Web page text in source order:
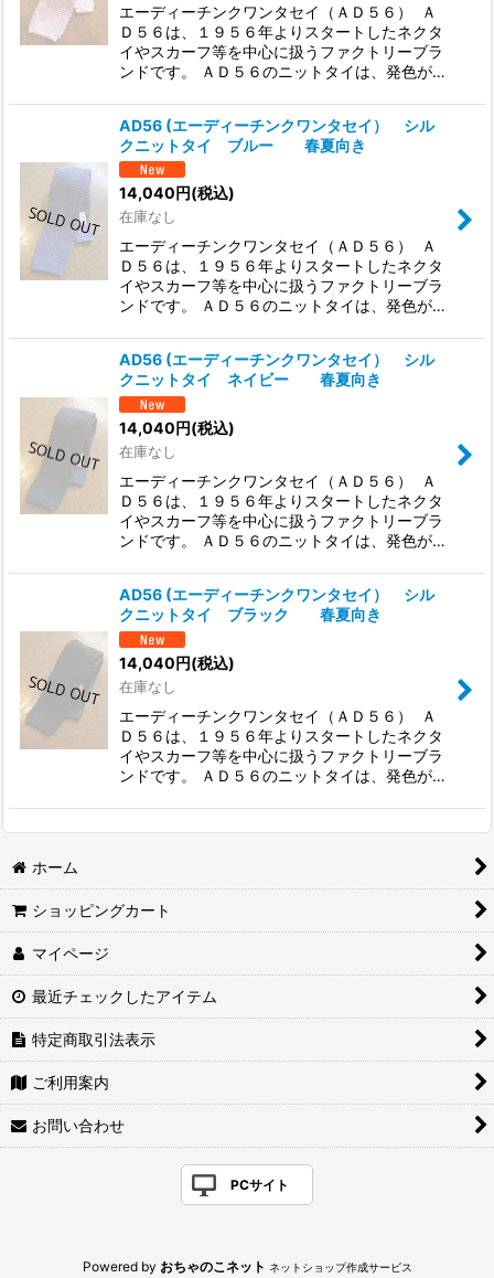
エーディーチンクワンタセイ（ＡＤ５６） Ａ
Ｄ５６は、１９５６年よりスタートしたネクタ
イやスカーフ等を中心に扱うファクトリーブラ
ンドです。 ＡＤ５６のニットタイは、発色が…
AD56 (エーディーチンクワンタセイ） シル
クニットタイ ブルー 春夏向き
14,040円(税込)
在庫なし
エーディーチンクワンタセイ（ＡＤ５６） Ａ
Ｄ５６は、１９５６年よりスタートしたネクタ
イやスカーフ等を中心に扱うファクトリーブラ
ンドです。 ＡＤ５６のニットタイは、発色が…
AD56 (エーディーチンクワンタセイ） シル
クニットタイ ネイビー 春夏向き
14,040円(税込)
在庫なし
エーディーチンクワンタセイ（ＡＤ５６） Ａ
Ｄ５６は、１９５６年よりスタートしたネクタ
イやスカーフ等を中心に扱うファクトリーブラ
ンドです。 ＡＤ５６のニットタイは、発色が…
AD56 (エーディーチンクワンタセイ） シル
クニットタイ ブラック 春夏向き
14,040円(税込)
在庫なし
エーディーチンクワンタセイ（ＡＤ５６） Ａ
Ｄ５６は、１９５６年よりスタートしたネクタ
イやスカーフ等を中心に扱うファクトリーブラ
ンドです。 ＡＤ５６のニットタイは、発色が…
ホーム
ショッピングカート
マイページ
最近チェックしたアイテム
特定商取引法表示
ご利用案内
お問い合わせ
PCサイト
Powered by おちゃのこネット ネットショップ作成サービス